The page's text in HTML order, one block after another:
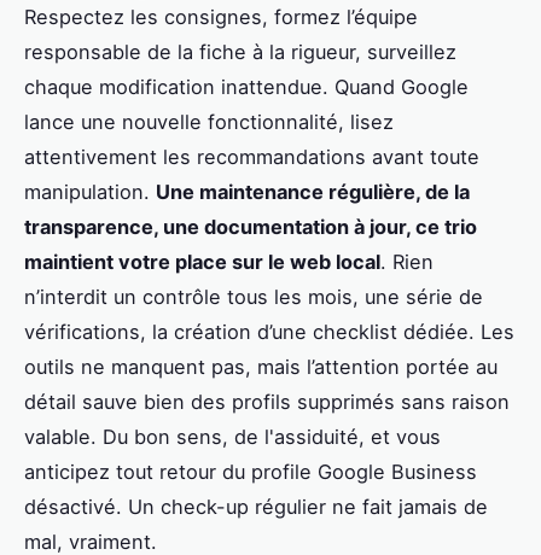
Respectez les consignes, formez l’équipe
responsable de la fiche à la rigueur, surveillez
chaque modification inattendue. Quand Google
lance une nouvelle fonctionnalité, lisez
attentivement les recommandations avant toute
manipulation. Une maintenance régulière, de la
transparence, une documentation à jour, ce trio
maintient votre place sur le web local. Rien
n’interdit un contrôle tous les mois, une série de
vérifications, la création d’une checklist dédiée. Les
outils ne manquent pas, mais l’attention portée au
détail sauve bien des profils supprimés sans raison
valable. Du bon sens, de l'assiduité, et vous
anticipez tout retour du profile Google Business
désactivé. Un check-up régulier ne fait jamais de
mal, vraiment.